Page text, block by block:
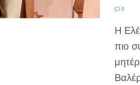
0
Η
πιο